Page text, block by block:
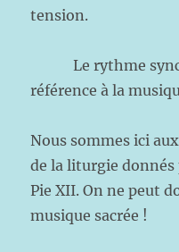
tension.
Le rythme
référence à la
Nous sommes ici
de la liturgie donnés
Pie XII. On ne peut
musique sacrée !